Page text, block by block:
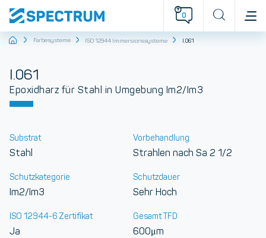
0
StartseiteFarbesysteme ISO 12944 Immersionssysteme I.061
I.061
Epoxidharz für Stahl in Umgebung Im2/Im3
Substrat
Stahl
Vorbehandlung
Strahlen nach Sa 2 1/2
Schutzkategorie
Im2/Im3
Schutzdauer
Sehr Hoch
ISO 12944-6 Zertifikat
Ja
Gesamt TFD
600μm